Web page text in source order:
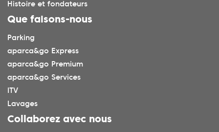
Histoire et fondateurs
Que faisons-nous
Parking
aparca&go Express
aparca&go Premium
aparca&go Services
ITV
Lavages
Collaborez avec nous